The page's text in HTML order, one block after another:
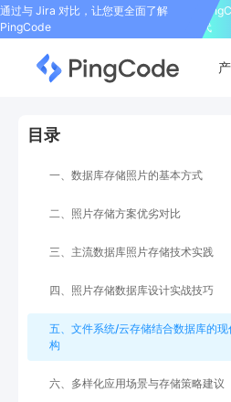
通过与 Jira 对比，让您更全面了解
PingCode
代
目录
一、数据库存储照片的基本方式
二、照片存储方案优劣对比
三、主流数据库照片存储技术实践
四、照片存储数据库设计实战技巧
五、文件系统/云存储结合数据库的现
构
六、多样化应用场景与存储策略建议